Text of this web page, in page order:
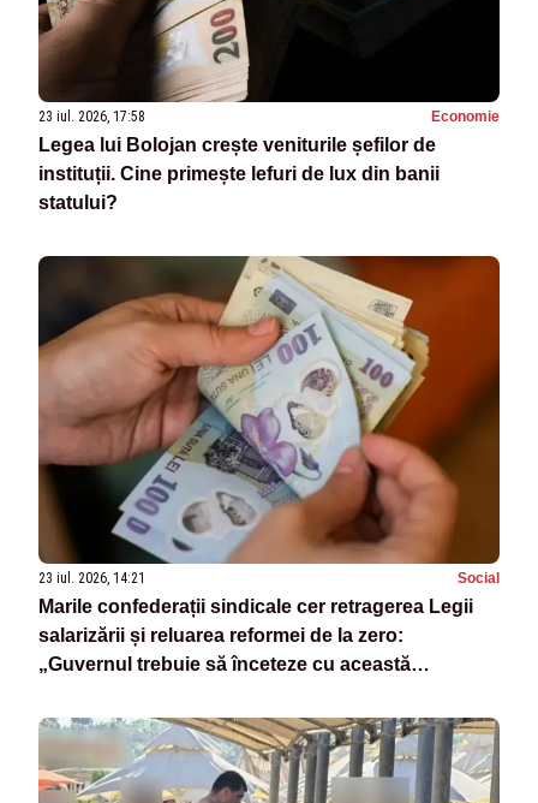
23 iul. 2026, 17:58 Economie
Legea lui Bolojan crește veniturile șefilor de
instituții. Cine primește lefuri de lux din banii
statului?
23 iul. 2026, 14:21 Social
Marile confederații sindicale cer retragerea Legii
salarizării și reluarea reformei de la zero:
„Guvernul trebuie să înceteze cu această